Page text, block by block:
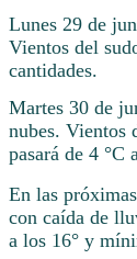
Lunes 29 de
Vientos del
cantidades.
Martes 30 de
nubes. Vientos
pasará de 4 °C
En las
con caída de
a los 16° y